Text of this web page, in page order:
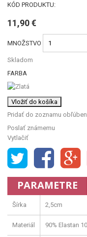
KÓD PRODUKTU:
11,90 €
MNOŽSTVO
Skladom
FARBA
Vložiť do košíka
Pridať do zoznamu
Poslať známemu
Vytlačiť
PARAMETRE
Šírka 2,5cm
Materiál 90% Elastan